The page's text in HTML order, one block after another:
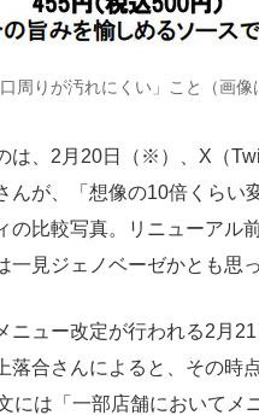
周りが汚れにくい」こと（画像
、2月20日（※）、X（
んが、「想像の10倍くらい
の比較写真。リニューアル
一見ジェノベーゼかとも思
ュー改定が行われる2月
落合さんによると、その時
には「一部店舗においてメ